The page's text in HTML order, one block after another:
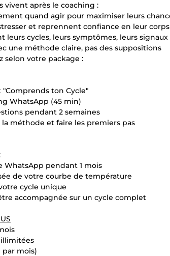
vivent après le coaching :
quand agir pour maximiser leurs
et reprennent confiance en leur corps
leurs cycles, leurs symptômes, leurs signaux
une méthode claire, pas des suppositions
selon votre package :
ton Cycle"
WhatsApp (45 min)
pendant 2 semaines
méthode et faire les premiers pas
WhatsApp pendant 1 mois
de votre courbe de température
cycle unique
accompagnée sur un cycle complet
illimitées
par mois)